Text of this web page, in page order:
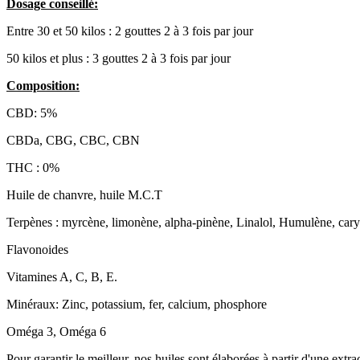
Dosage conseillé:
Entre 30 et 50 kilos : 2 gouttes 2 à 3 fois par jour
50 kilos et plus : 3 gouttes 2 à 3 fois par jour
Composition:
CBD: 5%
CBDa, CBG, CBC, CBN
THC : 0%
Huile de chanvre, huile M.C.T
Terpènes : myrcène, limonène, alpha-pinène, Linalol, Humulène,
Flavonoides
Vitamines A, C, B, E.
Minéraux: Zinc, potassium, fer, calcium, phosphore
Oméga 3, Oméga 6